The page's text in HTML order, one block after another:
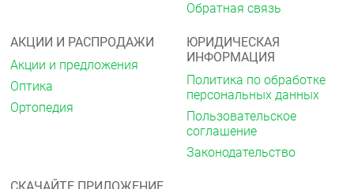
Обратная связь
АКЦИИ И РАСПРОДАЖИ
Акции и предложения
Оптика
Ортопедия
ЮРИДИЧЕСКАЯ
ИНФОРМАЦИЯ
Политика по обработке
персональных данных
Пользовательское
соглашение
Законодательство